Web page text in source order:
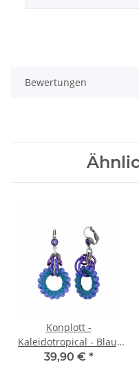
Bewertungen
Konplott -
Kaleidotropical - Blau,
helles Antiksilber,
39,90 € *